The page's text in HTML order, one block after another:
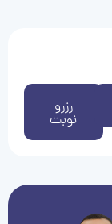
رزرو
نوبت